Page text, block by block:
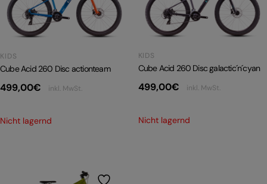
Alle entdecken
E-BIKE TOUR
PRODUKTRÜCKRUFE
KIDS
Cube Acid 260 Disc actionteam
499,00€ inkl. MwSt.
Nicht lagernd
KIDS
Cube Acid 260 Disc galactic´n´cyan
499,00€ inkl. MwSt.
Nicht lagernd